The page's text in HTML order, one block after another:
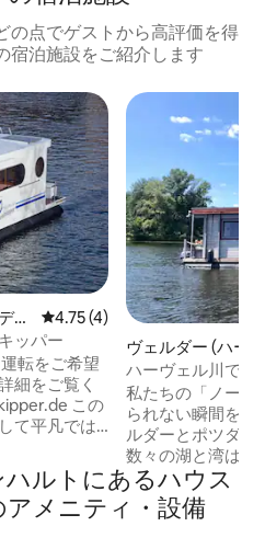
の点でゲストから高評価を得
宿泊施設をご紹介します
ト
レビュー4件、5つ星中4.75つ
4.75 (4)
ッパー
細をご覧く
この
て平凡では
復された青
供します。
隣接する魚
ヴェルダー (ハー
ト・船舶
ハーヴェル川での
「NautikHus」
私たちの「ノーテ
られない瞬間を体験
ルダーとポツダム
数々の湖と湾は、
す。 私たちのハ
ンで6泊から（オ
予約可能です。
ルトにあるハウス
メニティ・設備